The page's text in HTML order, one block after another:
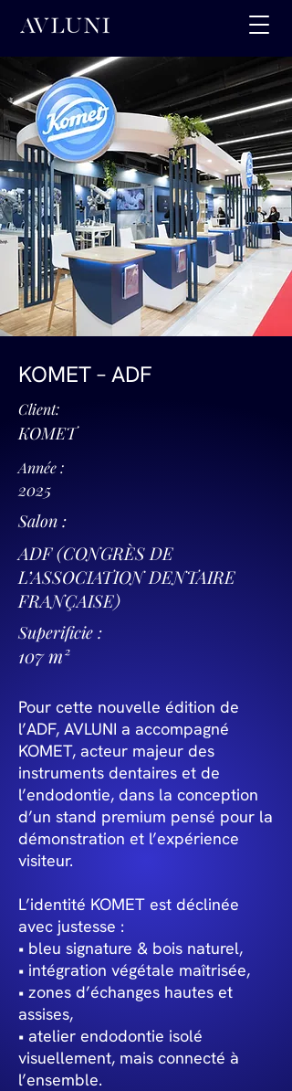
KOMET – ADF
Client:
KOMET
Année :
2025
Salon :
ADF (CONGRÈS DE
L’ASSOCIATION DENTAIRE
FRANÇAISE)
Superificie :
107 m²
Pour cette nouvelle édition de
l’ADF, AVLUNI a accompagné
KOMET, acteur majeur des
instruments dentaires et de
l’endodontie, dans la conception
d’un stand premium pensé pour la
démonstration et l’expérience
visiteur.
L’identité KOMET est déclinée
avec justesse :
• bleu signature & bois naturel,
• intégration végétale maîtrisée,
• zones d’échanges hautes et
assises,
• atelier endodontie isolé
visuellement, mais connecté à
l’ensemble.